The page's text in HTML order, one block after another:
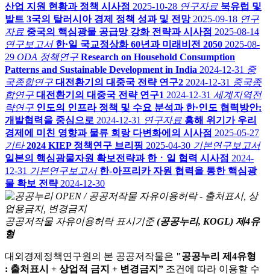
산업 지원 현황과 정책 시사점 2025-10-28 연구자료 북유럽 및
발트 3국의 탈러시아 경제 정책 성과 및 전망 2025-09-18 연구
자료 중국의 핵심광물 공급망 강화 전략과 시사점 2025-08-14
연구보고서 한·일 국교정상화 60년과 미래비전 2050 2025-08-
29 ODA 정책연구 Research on Household Consumption
Patterns and Sustainable Development in India 2024-12-31 중
국종합연구 대전환기의 대중국 전략 연구2 2024-12-31 중국종
합연구 대전환기의 대중국 전략 연구1 2024-12-31 세계지역전
략연구 인도의 인프라 정책 및 수요 분석과 한·인도 협력방안:
개발협력을 중심으로 2024-12-31 연구자료 홍해 위기가 우리
경제에 미친 영향과 물류 회랑 다변화에의 시사점 2025-05-27
기타 2024 KIEP 정책연구 브리핑 2025-04-30 기본연구보고서
일본의 핵심광물자원 확보전략과 한ㆍ일 협력 시사점 2024-
12-31 기본연구보고서 한-아프리카 자원 협력을 통한 핵심광
물 확보 전략 2024-12-30
공공저작물 자유이용허락 표시기준 (공공누리, KOGL) 제4유
형
대외경제정책연구원의 본 공공저작물은 "공공누리 제4유형
: 출처표시 + 상업적 금지 + 변경금지” 조건에 따라 이용할 수